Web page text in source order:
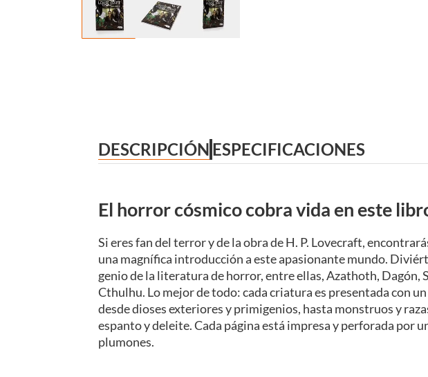
DESCRIPCIÓN ESPECIFICACIONES
El horror cósmico cobra vida en este
Si eres fan del terror y de la obra de H. P. Lovecraft,
una magnífica introducción a este apasionante mundo.
genio de la literatura de horror, entre ellas, Azathoth,
Cthulhu. Lo mejor de todo: cada criatura es presentada con
desde dioses exteriores y primigenios, hasta monstruos y
espanto y deleite. Cada página está impresa y perforada por
plumones.